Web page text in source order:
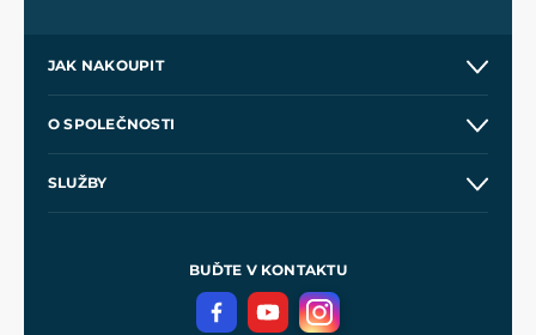
JAK NAKOUPIT
Velkoobchod
O SPOLEČNOSTI
SLUŽBY
Meče pro Kingdom Come
BUĎTE V KONTAKTU